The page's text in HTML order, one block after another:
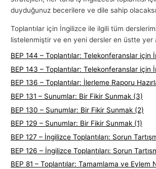
duyduğunuz becerilere ve dile sahip
Toplantılar için İngilizce ile ilgili tüm
listelenmiştir ve en yeni dersler en üstte yer
BEP 144 – Toplantılar: Telekonferanslar için
BEP 143 – Toplantılar: Telekonferanslar için
BEP 136 – Toplantılar: İlerleme Raporu
BEP 131 – Sunumlar: Bir Fikir Sunmak (3)
BEP 130 – Sunumlar: Bir Fikir Sunmak (2)
BEP 129 – Sunumlar: Bir Fikir Sunmak (1)
BEP 127 – İngilizce Toplantıları: Sorun
BEP 126 – İngilizce Toplantıları: Sorun
BEP 81 – Toplantılar: Tamamlama ve Eylem